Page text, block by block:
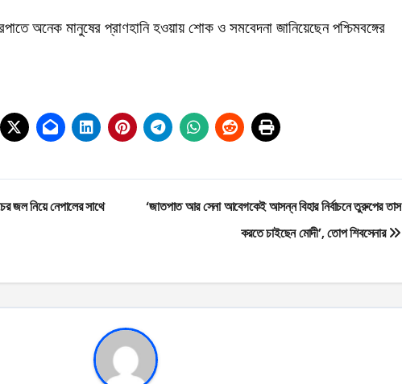
অনেক মানুষের প্রাণহানি হওয়ায় শোক ও সমবেদনা জানিয়েছেন পশ্চিমবঙ্গের
জল নিয়ে নেপালের সাথে
‘জাতপাত আর সেনা আবেগকেই আসন্ন বিহার নির্বাচনে তুরুপের তাস
করতে চাইছেন মোদী’, তোপ শিবসেনার